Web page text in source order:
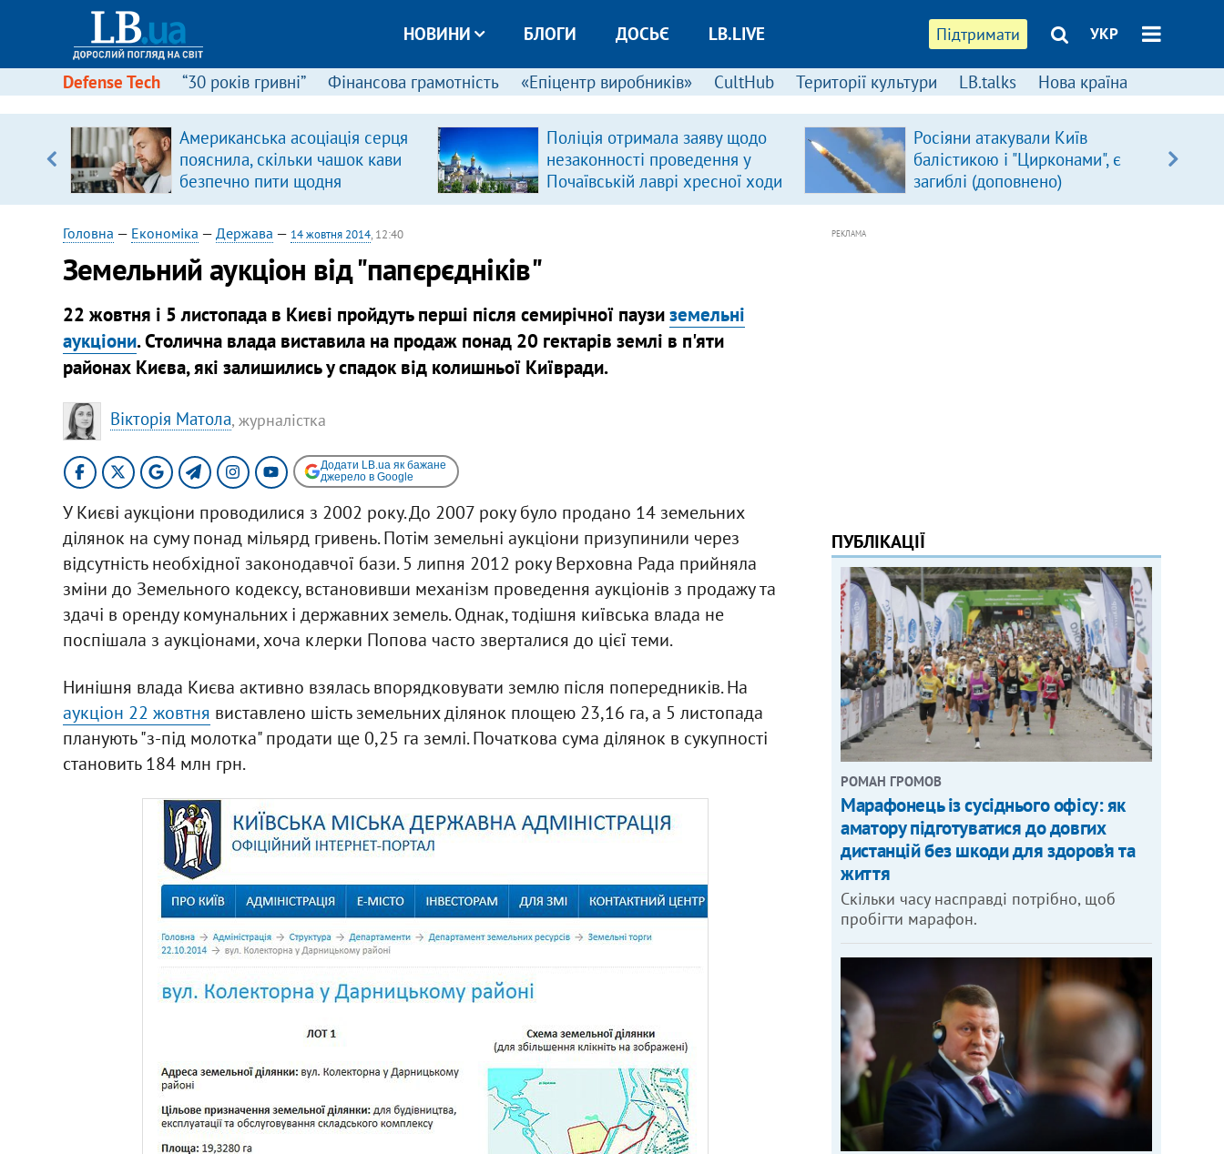
Підтримати УКР
НОВИНИ БЛОГИ ДОСЬЄ LB.LIVE
Defense Tech “30 років гривні” Фінансова грамотність «Епіцентр виробників» CultHub Території культури LB.talks Нова країна
Американська асоціація серця
пояснила, скільки чашок кави
безпечно пити щодня
Поліція отримала заяву щодо
незаконності проведення у
Почаївській лаврі хресної ходи
Росіяни атакували Київ
балістикою і "Цирконами", є
загиблі (доповнено)
Головна — Економіка — Держава — 14 жовтня 2014, 12:40
Земельний аукціон від "папєрєдніків"
22 жовтня і 5 листопада в Києві пройдуть перші після семирічної паузиземельні
аукціони. Столична влада виставила на продаж понад 20 гектарів землі в п'яти
районах Києва, які залишились у спадок від колишньої Київради.
Вікторія Матола, журналістка
Додати LB.ua як бажане
джерело в Google
У Києві аукціони проводилися з 2002 року. До 2007 року було продано 14 земельних
ділянок на суму понад мільярд гривень. Потім земельні аукціони призупинили через
відсутність необхідної законодавчої бази. 5 липня 2012 року Верховна Рада прийняла
зміни до Земельного кодексу, встановивши механізм проведення аукціонів з продажу та
здачі в оренду комунальних і державних земель. Однак, тодішня київська влада не
поспішала з аукціонами, хоча клерки Попова часто зверталися до цієї теми.
Нинішня влада Києва активно взялась впорядковувати землю після попередників. На
аукціон 22 жовтня виставлено шість земельних ділянок площею 23,16 га, а 5 листопада
планують "з-під молотка" продати ще 0,25 га землі. Початкова сума ділянок в сукупності
становить 184 млн грн.
РЕКЛАМА
ПУБЛІКАЦІЇ
РОМАН ГРОМОВ
Марафонець із сусіднього офісу: як
аматору підготуватися до довгих
дистанцій без шкоди для здоров’я та
життя
Скільки часу насправді потрібно, щоб
пробігти марафон.